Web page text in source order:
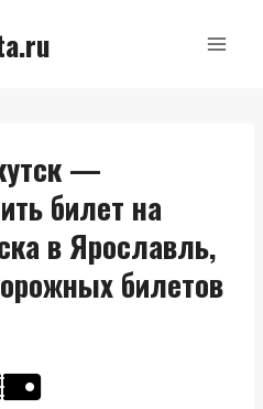
—
билет на
в Ярославль,
билетов